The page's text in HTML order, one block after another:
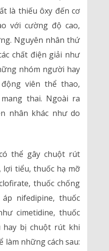
là thiếu ôxy đến cơ
với cường độ cao,
Nguyên nhân thứ
chất điện giải như
nhóm người hay
viên thể thao,
thai. Ngoài ra
nhân khác như do
thể gây chuột rút
lợi tiểu, thuốc hạ mỡ
thuốc chống
nifedipine, thuốc
cimetidine, thuốc
hay bị chuột rút khi
làm những cách sau: